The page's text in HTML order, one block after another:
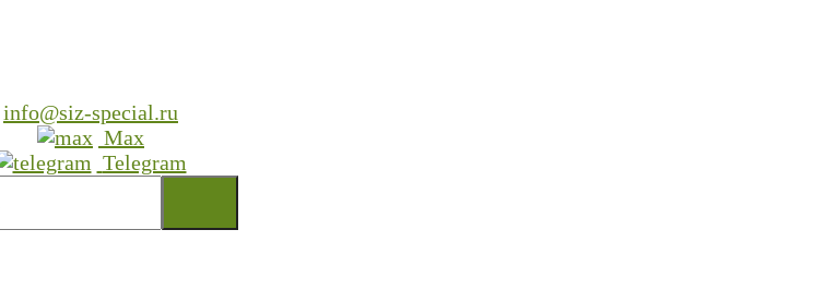
info@siz-special.ru
Max
Telegram